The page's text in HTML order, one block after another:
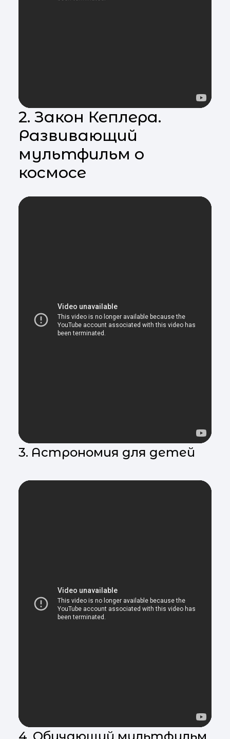
2. Закон Кеплера.
Развивающий
мультфильм о
космосе
3. Астрономия для детей